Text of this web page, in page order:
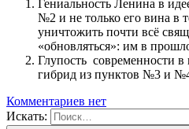
Гениальность Ленина в
№2 и не только его вина в
уничтожить почти всё
«обновляться»: им в
Глупость современности в
гибрид из пунктов №3 и
Комментариев нет
Искать: